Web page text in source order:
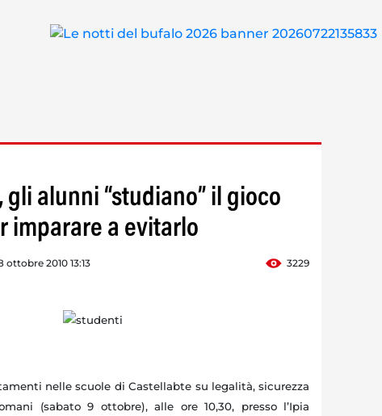
gli alunni “studiano” il gioco
imparare a evitarlo
ottobre 2010 13:13 3229
nelle scuole di Castellabte su legalità, sicurezza
(sabato 9 ottobre), alle ore 10,30, presso l’Ipia